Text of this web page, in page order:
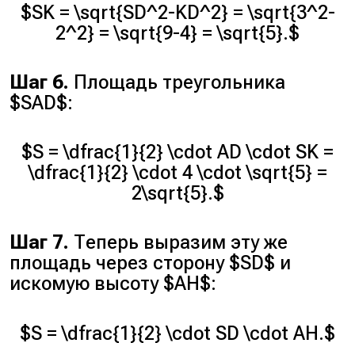
$SK = \sqrt{SD^2-KD^2} = \sqrt{3^2-
2^2} = \sqrt{9-4} = \sqrt{5}.$
Шаг 6. Площадь треугольника
$SAD$:
$S = \dfrac{1}{2} \cdot AD \cdot SK =
\dfrac{1}{2} \cdot 4 \cdot \sqrt{5} =
2\sqrt{5}.$
Шаг 7. Теперь выразим эту же
площадь через сторону $SD$ и
искомую высоту $AH$:
$S = \dfrac{1}{2} \cdot SD \cdot AH.$